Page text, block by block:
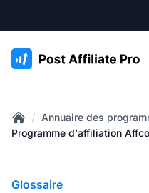
:site.title
Home
/ Annuaire des
Programme d'affiliation
Glossaire